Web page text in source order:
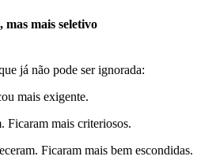
mais seletivo
já não pode ser ignorada:
mais exigente.
Ficaram mais criteriosos.
Ficaram mais bem escondidas.